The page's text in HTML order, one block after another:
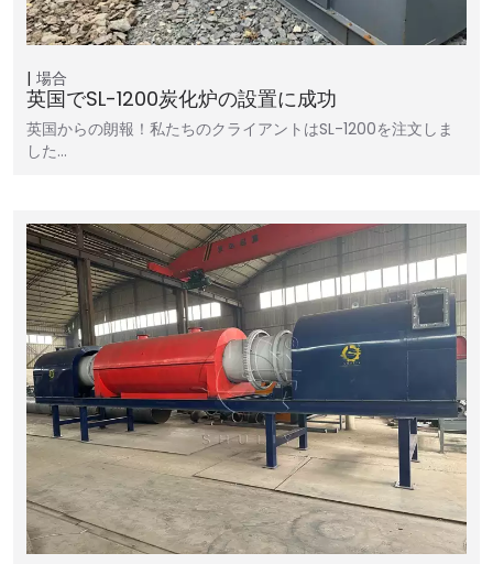
場合
英国でSL-1200炭化炉の設置に成功
英国からの朗報！私たちのクライアントはSL-1200を注文しま
した…